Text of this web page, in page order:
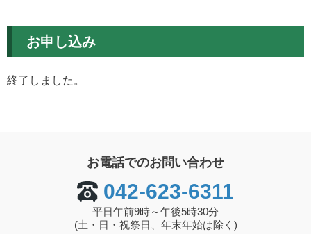
お申し込み
終了しました。
お電話でのお問い合わせ
042-623-6311
平日午前9時～午後5時30分
(土・日・祝祭日、年末年始は除く)